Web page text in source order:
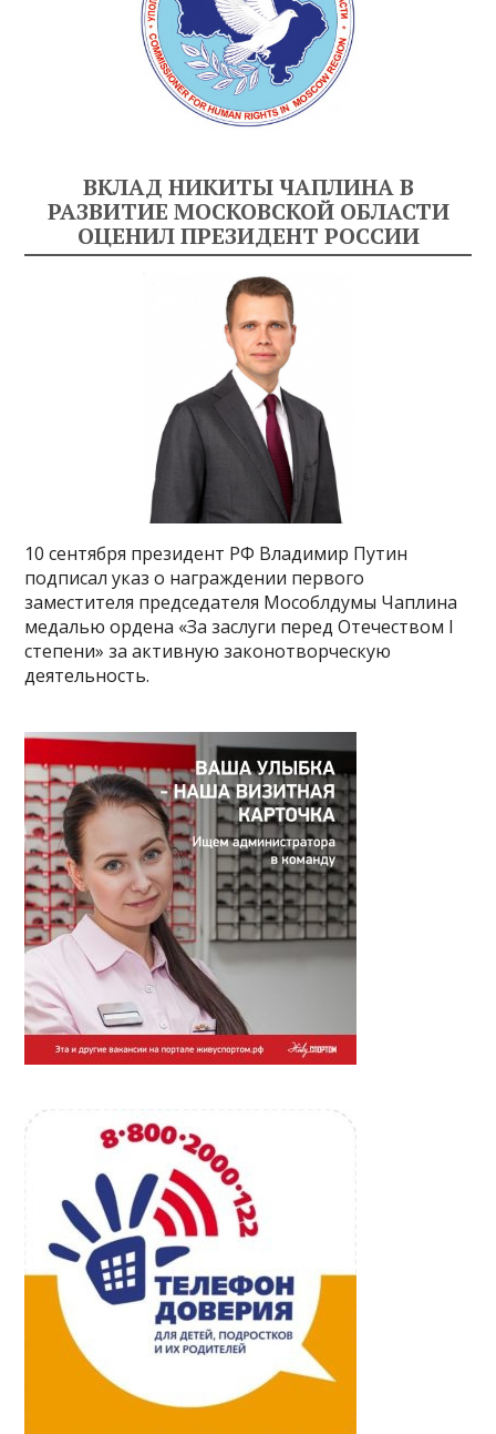
ВКЛАД НИКИТЫ ЧАПЛИНА В
РАЗВИТИЕ МОСКОВСКОЙ ОБЛАСТИ
ОЦЕНИЛ ПРЕЗИДЕНТ РОССИИ
10 сентября президент РФ Владимир Путин
подписал указ о награждении первого
заместителя председателя Мособлдумы Чаплина
медалью ордена «За заслуги перед Отечеством I
степени» за активную законотворческую
деятельность.